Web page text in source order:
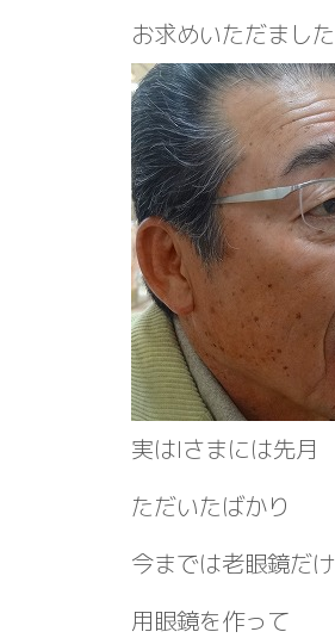
お求めいただました
実はIさまには先
ただいたばかり
今までは老眼鏡だ
用眼鏡を作って